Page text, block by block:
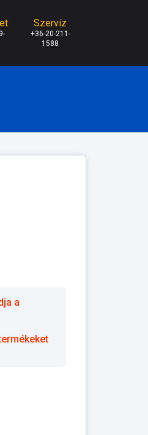
Szervíz
+36-20-211-
1588
a